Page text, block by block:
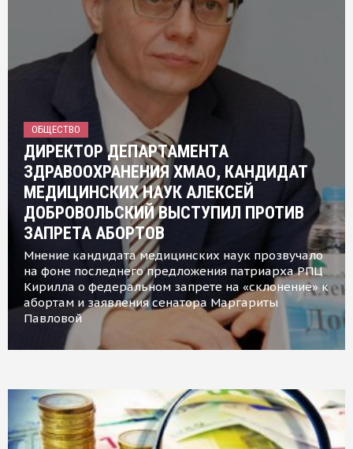
ОБЩЕСТВО
ДИРЕКТОР ДЕПАРТАМЕНТА
ЗДРАВООХРАНЕНИЯ ХМАО, КАНДИДАТ
МЕДИЦИНСКИХ НАУК АЛЕКСЕЙ
ДОБРОВОЛЬСКИЙ ВЫСТУПИЛ ПРОТИВ
ЗАПРЕТА АБОРТОВ
Мнение кандидата медицинских наук прозвучало
на фоне последнего предложения патриарха РПЦ
Кирилла о федеральном запрете на «склонение» к
абортам и заявления сенатора Маргариты
Павловой